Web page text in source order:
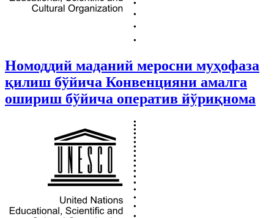
Номоддий маданий меросни муҳофаза
қилиш бўйича Конвенцияни амалга
ошириш бўйича оператив йўриқнома